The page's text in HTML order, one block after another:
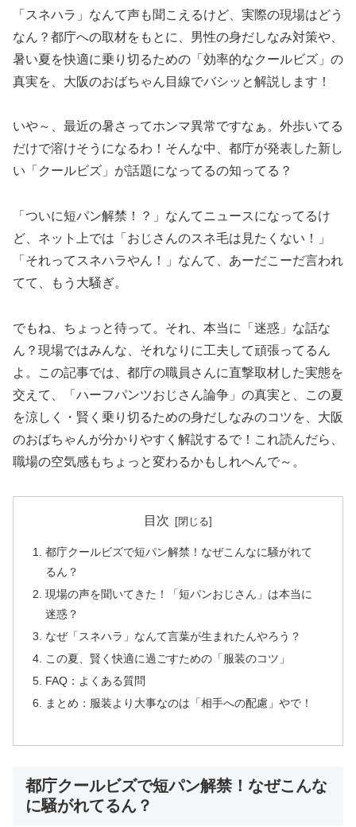
「スネハラ」なんて声も聞こえるけど、実際の現場はどう
なん？都庁への取材をもとに、男性の身だしなみ対策や、
暑い夏を快適に乗り切るための「効率的なクールビズ」の
真実を、大阪のおばちゃん目線でバシッと解説します！
いや～、最近の暑さってホンマ異常ですなぁ。外歩いてる
だけで溶けそうになるわ！そんな中、都庁が発表した新し
い「クールビズ」が話題になってるの知ってる？
「ついに短パン解禁！？」なんてニュースになってるけ
ど、ネット上では「おじさんのスネ毛は見たくない！」
「それってスネハラやん！」なんて、あーだこーだ言われ
てて、もう大騒ぎ。
でもね、ちょっと待って。それ、本当に「迷惑」な話な
ん？現場ではみんな、それなりに工夫して頑張ってるん
よ。この記事では、都庁の職員さんに直撃取材した実態を
交えて、「ハーフパンツおじさん論争」の真実と、この夏
を涼しく・賢く乗り切るための身だしなみのコツを、大阪
のおばちゃんが分かりやすく解説するで！これ読んだら、
職場の空気感もちょっと変わるかもしれへんで～。
目次
都庁クールビズで短パン解禁！なぜこんなに騒がれて
るん？
現場の声を聞いてきた！「短パンおじさん」は本当に
迷惑？
なぜ「スネハラ」なんて言葉が生まれたんやろう？
この夏、賢く快適に過ごすための「服装のコツ」
FAQ：よくある質問
まとめ：服装より大事なのは「相手への配慮」やで！
都庁クールビズで短パン解禁！なぜこんな
に騒がれてるん？